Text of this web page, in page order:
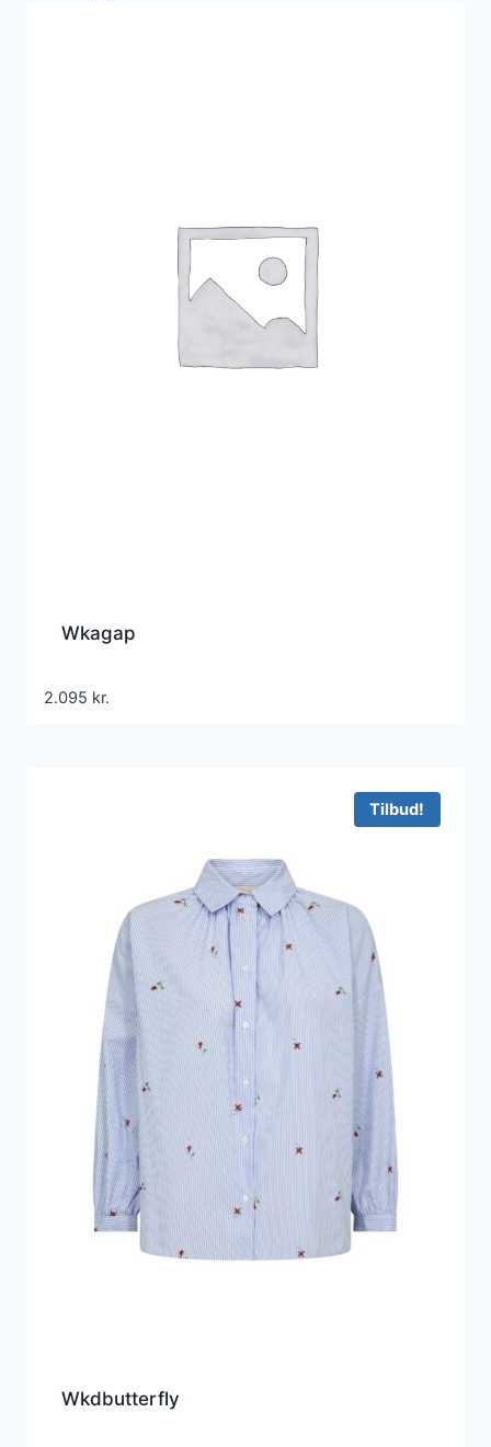
Wkagap
2.095 kr.
Tilbud!
Wkdbutterfly